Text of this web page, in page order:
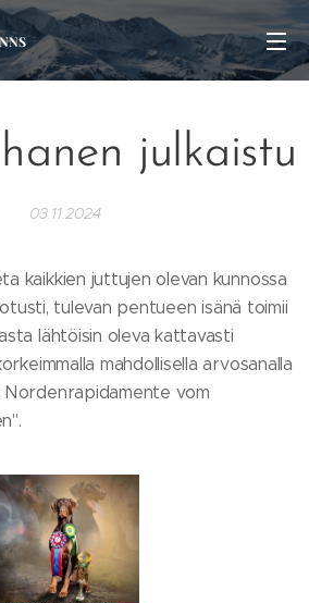
julkaistu
03.11.2024
kaikkien juttujen olevan kunnossa
tulevan pentueen isänä toimii
lähtöisin oleva kattavasti
mahdollisella arvosanalla
vom